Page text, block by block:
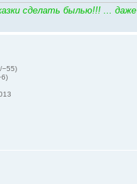
сделать былью!!! ...
−55)
сообщение